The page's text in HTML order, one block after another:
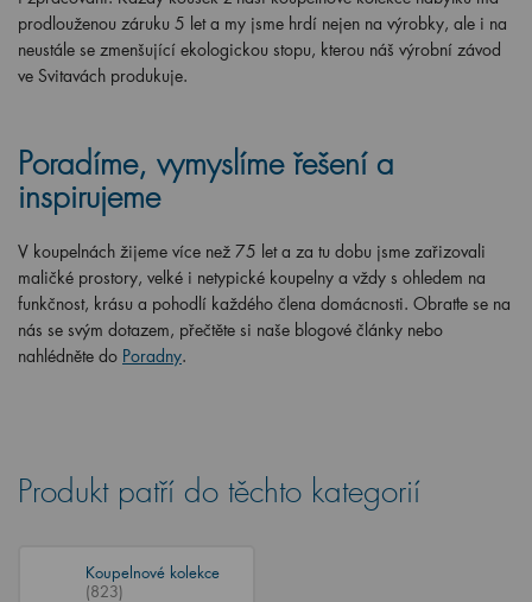
prodlouženou záruku 5 let a my jsme hrdí nejen na výrobky, ale i na
neustále se zmenšující ekologickou stopu, kterou náš výrobní závod
ve Svitavách produkuje.
Poradíme, vymyslíme řešení a
inspirujeme
V koupelnách žijeme více než 75 let a za tu dobu jsme zařizovali
maličké prostory, velké i netypické koupelny a vždy s ohledem na
funkčnost, krásu a pohodlí každého člena domácnosti. Obraťte se na
nás se svým dotazem, přečtěte si naše blogové články nebo
nahlédněte do Poradny.
Produkt patří do těchto kategorií
Koupelnové kolekce
(823)